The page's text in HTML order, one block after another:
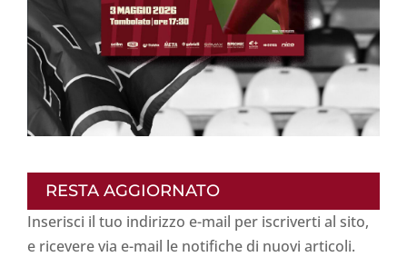
RESTA AGGIORNATO
Inserisci il tuo indirizzo e-mail per iscriverti al sito,
e ricevere via e-mail le notifiche di nuovi articoli.